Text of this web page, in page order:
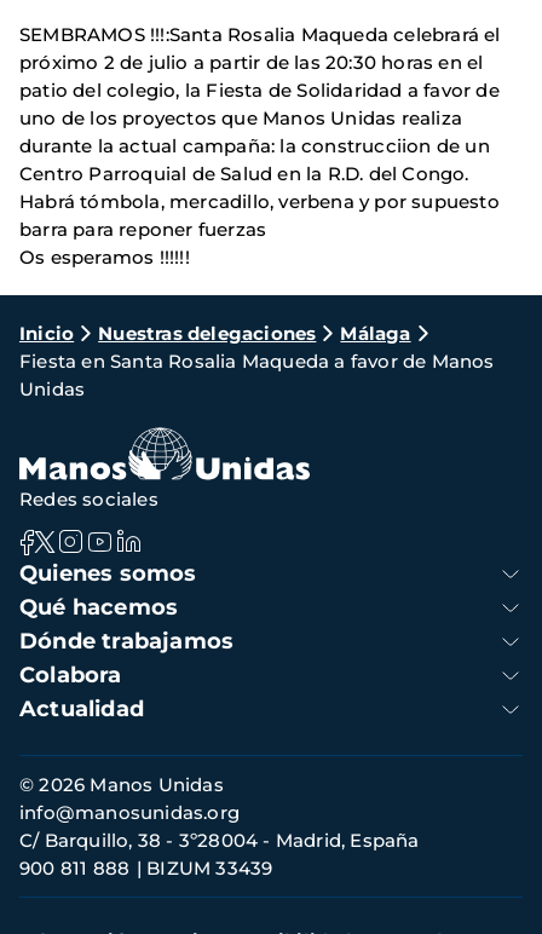
SEMBRAMOS !!!:Santa Rosalia Maqueda celebrará el
próximo 2 de julio a partir de las 20:30 horas en el
patio del colegio, la Fiesta de Solidaridad a favor de
uno de los proyectos que Manos Unidas realiza
durante la actual campaña: la construcciion de un
Centro Parroquial de Salud en la R.D. del Congo.
Habrá tómbola, mercadillo, verbena y por supuesto
barra para reponer fuerzas
Os esperamos !!!!!!
Ruta
de
navegación
Inicio Nuestras delegaciones
Málaga
Fiesta en Santa Rosalia Maqueda a favor de Manos
Unidas
Navegación
principal
Quienes somos
Qué hacemos
Dónde trabajamos
Colabora
Actualidad
Redes sociales
Información
de
contacto
© 2026 Manos Unidas
C/ Barquillo, 38 - 3º28004 - Madrid, España
900 811 888
BIZUM 33439
info@manosunidas.org